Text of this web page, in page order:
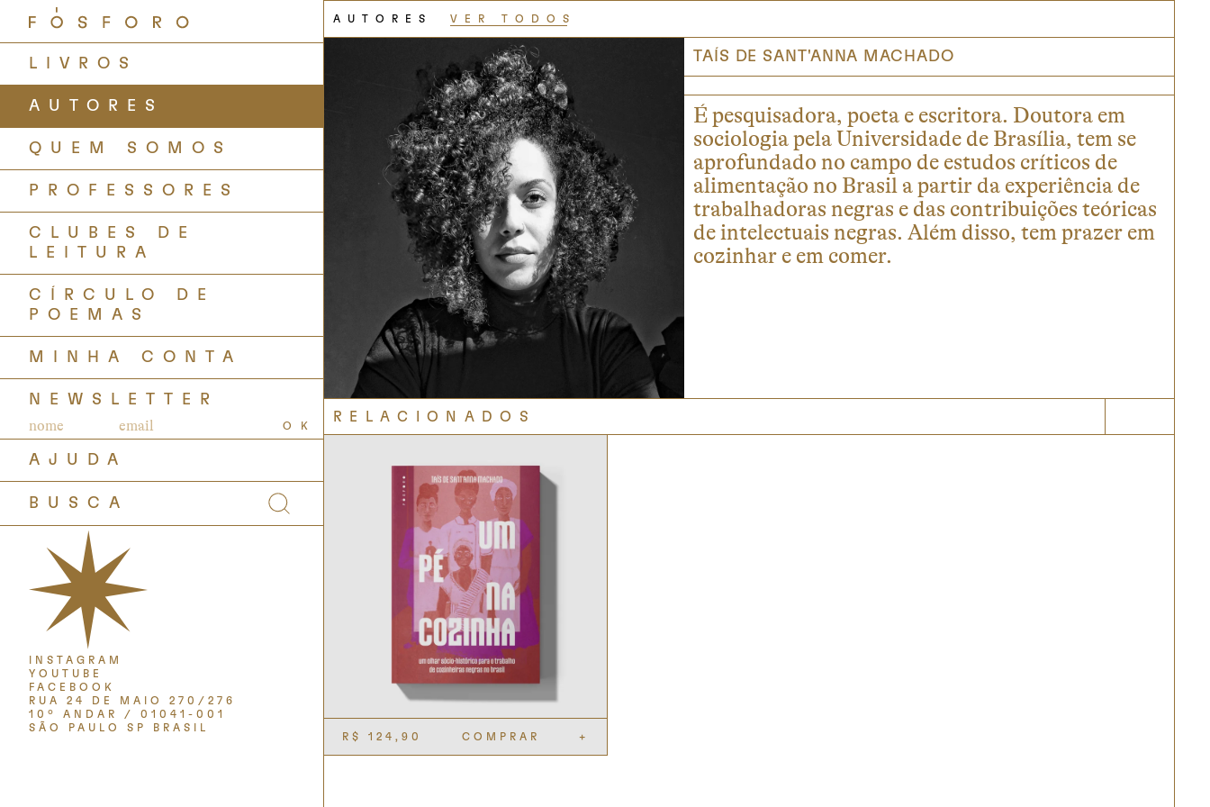
LIVROS
AUTORES
QUEM SOMOS
PROFESSORES
CLUBES DE
LEITURA
CÍRCULO DE
POEMAS
MINHA CONTA
NEWSLETTER
OK
AJUDA
INSTAGRAM
YOUTUBE
FACEBOOK
RUA 24 DE MAIO 270/276
10º ANDAR / 01041-001
SÃO PAULO SP BRASIL
AUTORES VER TODOS
TAÍS DE SANT'ANNA MACHADO
É pesquisadora, poeta e escritora. Doutora em
sociologia pela Universidade de Brasília, tem se
aprofundado no campo de estudos críticos de
alimentação no Brasil a partir da experiência de
trabalhadoras negras e das contribuições teóricas
de intelectuais negras. Além disso, tem prazer em
cozinhar e em comer.
RELACIONADOS
R$ 124,90 COMPRAR +